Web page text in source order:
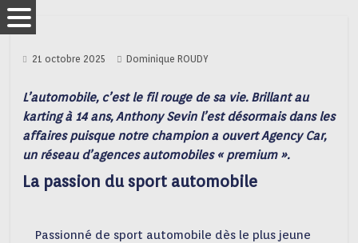
21 octobre 2025 Dominique ROUDY
L’automobile, c’est le fil rouge de sa vie. Brillant au
karting à 14 ans, Anthony Sevin l’est désormais dans les
affaires puisque notre champion a ouvert Agency Car,
un réseau d’agences automobiles « premium ».
La passion du sport automobile
Passionné de sport automobile dès le plus jeune